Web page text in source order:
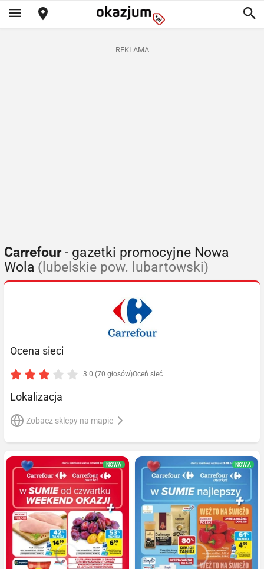
REKLAMA
Carrefour- gazetki promocyjne Nowa
Wola (lubelskie pow. lubartowski)
Ocena sieci
3.0 (70 głosów)Oceń sieć
Lokalizacja
Zobacz sklepy na mapie
NOWA NOWA